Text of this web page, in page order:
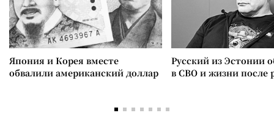
Япония и Корея вместе
обвалили американский доллар
Русский из Эстонии
в СВО и жизни после